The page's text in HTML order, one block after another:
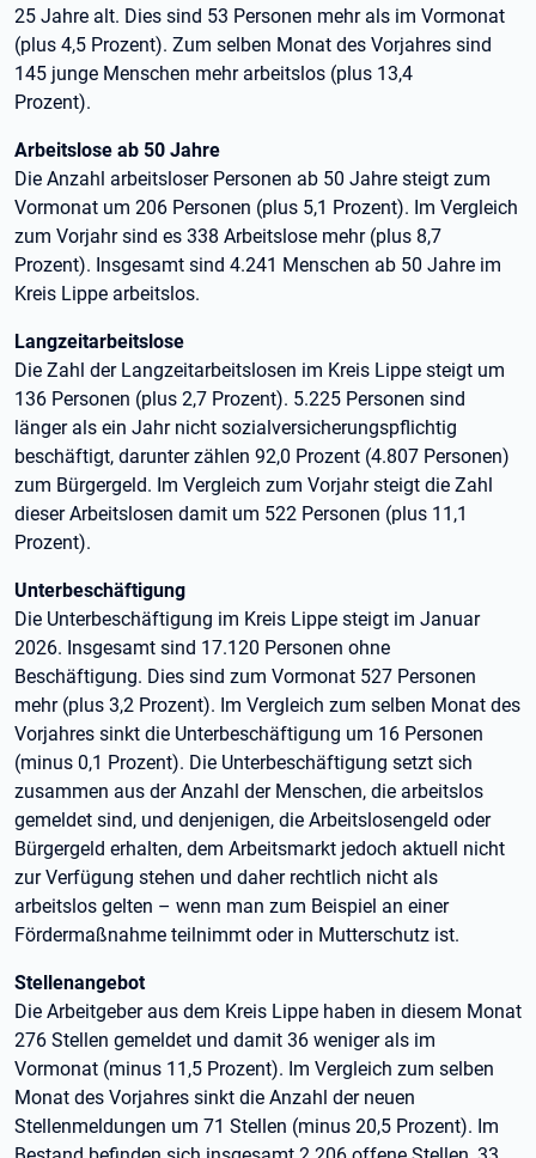
25 Jahre alt. Dies sind 53 Personen mehr als im Vormonat
(plus 4,5 Prozent). Zum selben Monat des Vorjahres sind
145 junge Menschen mehr arbeitslos (plus 13,4
Prozent).
Arbeitslose ab 50 Jahre
Die Anzahl arbeitsloser Personen ab 50 Jahre steigt zum
Vormonat um 206 Personen (plus 5,1 Prozent). Im Vergleich
zum Vorjahr sind es 338 Arbeitslose mehr (plus 8,7
Prozent). Insgesamt sind 4.241 Menschen ab 50 Jahre im
Kreis Lippe arbeitslos.
Langzeitarbeitslose
Die Zahl der Langzeitarbeitslosen im Kreis Lippe steigt um
136 Personen (plus 2,7 Prozent). 5.225 Personen sind
länger als ein Jahr nicht sozialversicherungspflichtig
beschäftigt, darunter zählen 92,0 Prozent (4.807 Personen)
zum Bürgergeld. Im Vergleich zum Vorjahr steigt die Zahl
dieser Arbeitslosen damit um 522 Personen (plus 11,1
Prozent).
Unterbeschäftigung
Die Unterbeschäftigung im Kreis Lippe steigt im Januar
2026. Insgesamt sind 17.120 Personen ohne
Beschäftigung. Dies sind zum Vormonat 527 Personen
mehr (plus 3,2 Prozent). Im Vergleich zum selben Monat des
Vorjahres sinkt die Unterbeschäftigung um 16 Personen
(minus 0,1 Prozent). Die Unterbeschäftigung setzt sich
zusammen aus der Anzahl der Menschen, die arbeitslos
gemeldet sind, und denjenigen, die Arbeitslosengeld oder
Bürgergeld erhalten, dem Arbeitsmarkt jedoch aktuell nicht
zur Verfügung stehen und daher rechtlich nicht als
arbeitslos gelten – wenn man zum Beispiel an einer
Fördermaßnahme teilnimmt oder in Mutterschutz ist.
Stellenangebot
Die Arbeitgeber aus dem Kreis Lippe haben in diesem Monat
276 Stellen gemeldet und damit 36 weniger als im
Vormonat (minus 11,5 Prozent). Im Vergleich zum selben
Monat des Vorjahres sinkt die Anzahl der neuen
Stellenmeldungen um 71 Stellen (minus 20,5 Prozent). Im